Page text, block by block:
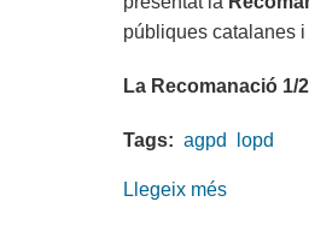
públiques catalanes i
La Recomanació 1/
Tags: agpd lopd
Llegeix més